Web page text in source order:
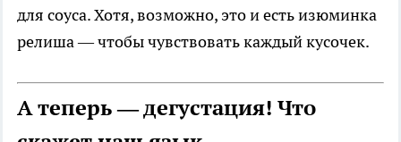
для соуса. Хотя, возможно, это и есть изюминка
релиша — чтобы чувствовать каждый кусочек.
А теперь — дегустация! Что